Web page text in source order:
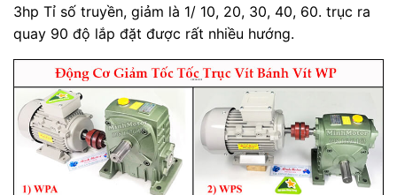
3hp Tỉ số truyền, giảm là 1/ 10, 20, 30, 40, 60. trục ra
quay 90 độ lắp đặt được rất nhiều hướng.